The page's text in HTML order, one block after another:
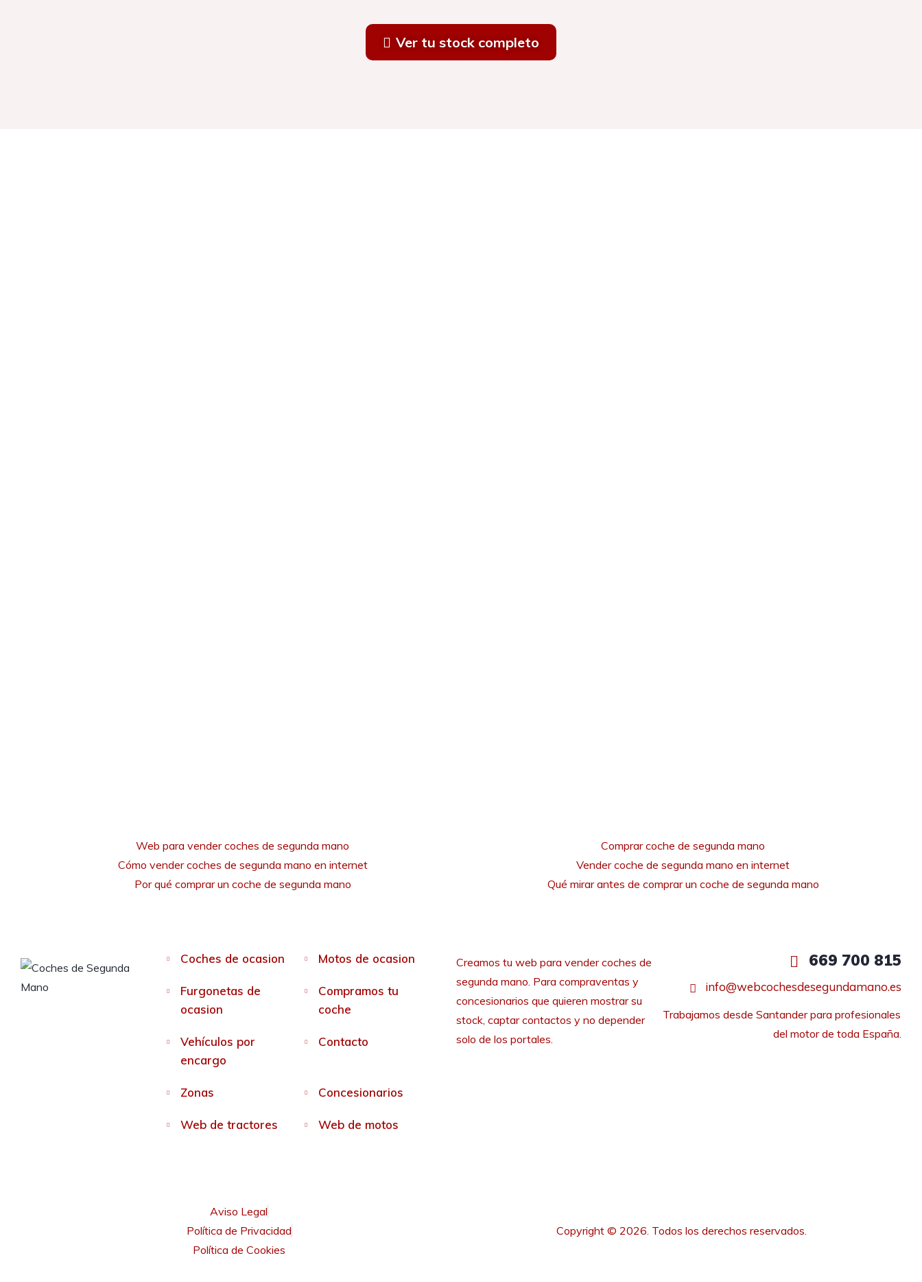
Ver tu stock completo
Web para vender coches de segunda mano
Cómo vender coches de segunda mano en internet
Por qué comprar un coche de segunda mano
Comprar coche de segunda mano
Vender coche de segunda mano en internet
Qué mirar antes de comprar un coche de segunda mano
Coches de ocasion Motos de ocasion
Furgonetas de
ocasion
Compramos tu
coche
Vehículos por
encargo
Contacto
Zonas Concesionarios
Web de tractores Web de motos
Creamos tu web para vender coches de
segunda mano. Para compraventas y
concesionarios que quieren mostrar su
stock, captar contactos y no depender
solo de los portales.
669 700 815
info@webcochesdesegundamano.es
Trabajamos desde Santander para profesionales
del motor de toda España.
Aviso Legal
Política de Privacidad
Política de Cookies
Copyright © 2026. Todos los derechos reservados.